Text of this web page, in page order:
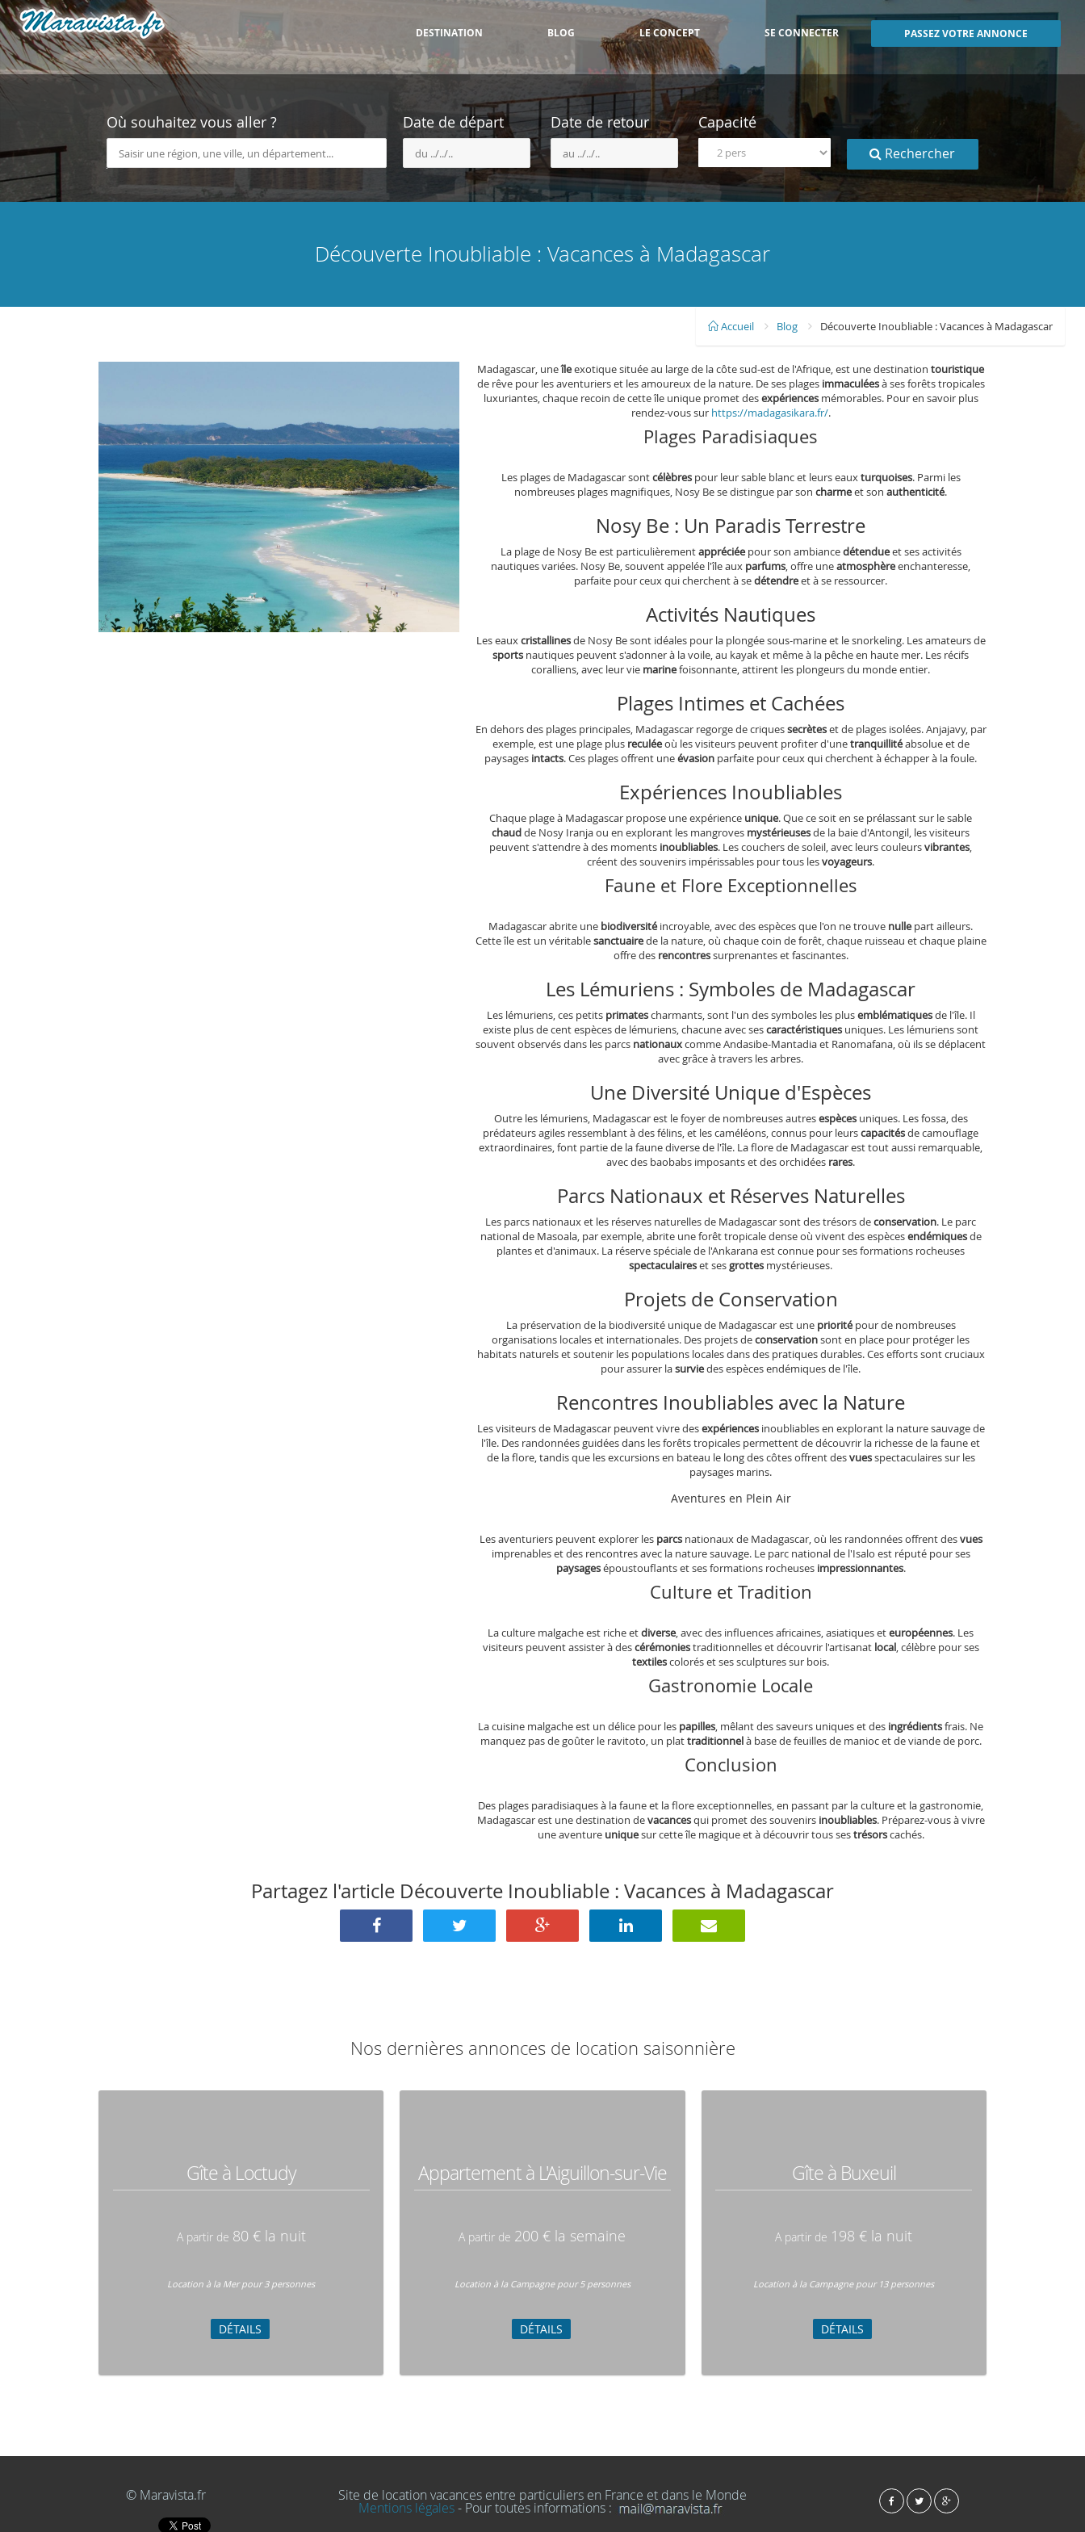
DESTINATION BLOG LE CONCEPT SE CONNECTER PASSEZ VOTRE ANNONCE
Où souhaitez vous aller ? Date de départ Date de retour Capacité
Rechercher
Découverte Inoubliable : Vacances à Madagascar
Accueil Blog Découverte Inoubliable : Vacances à Madagascar
Madagascar, uneîleexotique située au large de la côte sud-est de l'Afrique, est une destinationtouristique
de rêve pour les aventuriers et les amoureux de la nature. De ses plages immaculéesà ses forêts tropicales
luxuriantes, chaque recoin de cette île unique promet desexpériencesmémorables. Pour en savoir plus
rendez-vous sur https://madagasikara.fr/.
Plages Paradisiaques
Les plages de Madagascar sontcélèbrespour leur sable blanc et leurs eauxturquoises. Parmi les
nombreuses plages magnifiques, Nosy Be se distingue par soncharmeet sonauthenticité.
Nosy Be : Un Paradis Terrestre
La plage de Nosy Be est particulièrementappréciéepour son ambiancedétendueet ses activités
nautiques variées. Nosy Be, souvent appelée l'île aux parfums, offre uneatmosphèreenchanteresse,
parfaite pour ceux qui cherchent à sedétendreet à se ressourcer.
Activités Nautiques
Les eauxcristallinesde Nosy Be sont idéales pour la plongée sous-marine et le snorkeling. Les amateurs de
sports nautiques peuvent s'adonner à la voile, au kayak et même à la pêche en haute mer. Les récifs
coralliens, avec leur vie marinefoisonnante, attirent les plongeurs du monde entier.
Plages Intimes et Cachées
En dehors des plages principales, Madagascar regorge de criquessecrèteset de plages isolées. Anjajavy, par
exemple, est une plage plus reculéeoù les visiteurs peuvent profiter d'unetranquillitéabsolue et de
paysages intacts. Ces plages offrent uneévasion parfaite pour ceux qui cherchent à échapper à la foule.
Expériences Inoubliables
Chaque plage à Madagascar propose une expérience unique. Que ce soit en se prélassant sur le sable
chaudde Nosy Iranja ou en explorant les mangroves mystérieusesde la baie d'Antongil, les visiteurs
peuvent s'attendre à des moments inoubliables. Les couchers de soleil, avec leurs couleursvibrantes,
créent des souvenirs impérissables pour tous lesvoyageurs.
Faune et Flore Exceptionnelles
Madagascar abrite une biodiversitéincroyable, avec des espèces que l'on ne trouve nullepart ailleurs.
Cette île est un véritablesanctuairede la nature, où chaque coin de forêt, chaque ruisseau et chaque plaine
offre des rencontressurprenantes et fascinantes.
Les Lémuriens : Symboles de Madagascar
Les lémuriens, ces petits primatescharmants, sont l'un des symboles les plusemblématiquesde l'île. Il
existe plus de cent espèces de lémuriens, chacune avec sescaractéristiques uniques. Les lémuriens sont
souvent observés dans les parcs nationauxcomme Andasibe-Mantadia et Ranomafana, où ils se déplacent
avec grâce à travers les arbres.
Une Diversité Unique d'Espèces
Outre les lémuriens, Madagascar est le foyer de nombreuses autresespècesuniques. Les fossa, des
prédateurs agiles ressemblant à des félins, et les caméléons, connus pour leurscapacitésde camouflage
extraordinaires, font partie de la faune diverse de l'île. La flore de Madagascar est tout aussi remarquable,
avec des baobabs imposants et des orchidées rares.
Parcs Nationaux et Réserves Naturelles
Les parcs nationaux et les réserves naturelles de Madagascar sont des trésors deconservation. Le parc
national de Masoala, par exemple, abrite une forêt tropicale dense où vivent des espècesendémiquesde
plantes et d'animaux. La réserve spéciale de l'Ankarana est connue pour ses formations rocheuses
spectaculaireset sesgrottes mystérieuses.
Projets de Conservation
La préservation de la biodiversité unique de Madagascar est une prioritépour de nombreuses
organisations locales et internationales. Des projets deconservationsont en place pour protéger les
habitats naturels et soutenir les populations locales dans des pratiques durables. Ces efforts sont cruciaux
pour assurer lasurviedes espèces endémiques de l'île.
Rencontres Inoubliables avec la Nature
Les visiteurs de Madagascar peuvent vivre desexpériencesinoubliables en explorant la nature sauvage de
l'île. Des randonnées guidées dans les forêts tropicales permettent de découvrir la richesse de la faune et
de la flore, tandis que les excursions en bateau le long des côtes offrent desvuesspectaculaires sur les
paysages marins.
Aventures en Plein Air
Les aventuriers peuvent explorer les parcsnationaux de Madagascar, où les randonnées offrent desvues
imprenables et des rencontres avec la nature sauvage. Le parc national de l'Isalo est réputé pour ses
paysagesépoustouflants et ses formations rocheuses impressionnantes.
Culture et Tradition
La culture malgache est riche etdiverse, avec des influences africaines, asiatiques eteuropéennes. Les
visiteurs peuvent assister à descérémoniestraditionnelles et découvrir l'artisanat local, célèbre pour ses
textilescolorés et ses sculptures sur bois.
Gastronomie Locale
La cuisine malgache est un délice pour les papilles, mêlant des saveurs uniques et des ingrédientsfrais. Ne
manquez pas de goûter le ravitoto, un plattraditionnelà base de feuilles de manioc et de viande de porc.
Conclusion
Des plages paradisiaques à la faune et la flore exceptionnelles, en passant par la culture et la gastronomie,
Madagascar est une destination devacancesqui promet des souvenirs inoubliables. Préparez-vous à vivre
une aventure uniquesur cette île magique et à découvrir tous sestrésorscachés.
Partagez l'article Découverte Inoubliable : Vacances à Madagascar
Nos dernières annonces de location saisonnière
Gîte à Loctudy
DÉTAILS
A partir de 80 € la nuit
Location à la Mer pour 3 personnes
Appartement à L'Aiguillon-sur-Vie
DÉTAILS
A partir de 200 € la semaine
Location à la Campagne pour 5 personnes
Gîte à Buxeuil
DÉTAILS
A partir de 198 € la nuit
Location à la Campagne pour 13 personnes
© Maravista.fr Site de location vacances entre particuliers en France et dans le Monde
Mentions légales- Pour toutes informations :